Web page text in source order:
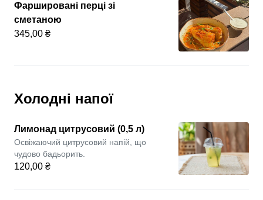
Фаршировані перці зі
сметаною
345,00 ₴
Холодні напої
Лимонад цитрусовий (0,5 л)
Освіжаючий цитрусовий напій, що
чудово бадьорить.
120,00 ₴